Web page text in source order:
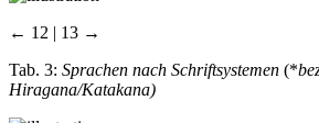
← 12 | 13 →
Tab. 3: Sprachen nach Schriftsystemen (*
Hiragana/Katakana)